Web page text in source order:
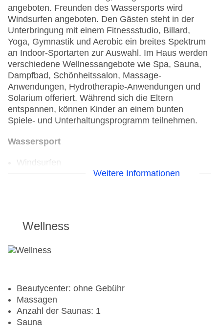
angeboten. Freunden des Wassersports wird
Windsurfen angeboten. Den Gästen steht in der
Unterbringung mit einem Fitnessstudio, Billard,
Yoga, Gymnastik und Aerobic ein breites Spektrum
an Indoor-Sportarten zur Auswahl. Im Haus werden
verschiedene Wellnessangebote wie Spa, Sauna,
Dampfbad, Schönheitssalon, Massage-
Anwendungen, Hydrotherapie-Anwendungen und
Solarium offeriert. Während sich die Eltern
entspannen, können Kinder an einem bunten
Spiele- und Unterhaltungsprogramm teilnehmen.
Wassersport
Windsurfen
Aerobic
Fitnessraum
Weitere Informationen
Wellness
Beautycenter: ohne Gebühr
Massagen
Anzahl der Saunas: 1
Sauna